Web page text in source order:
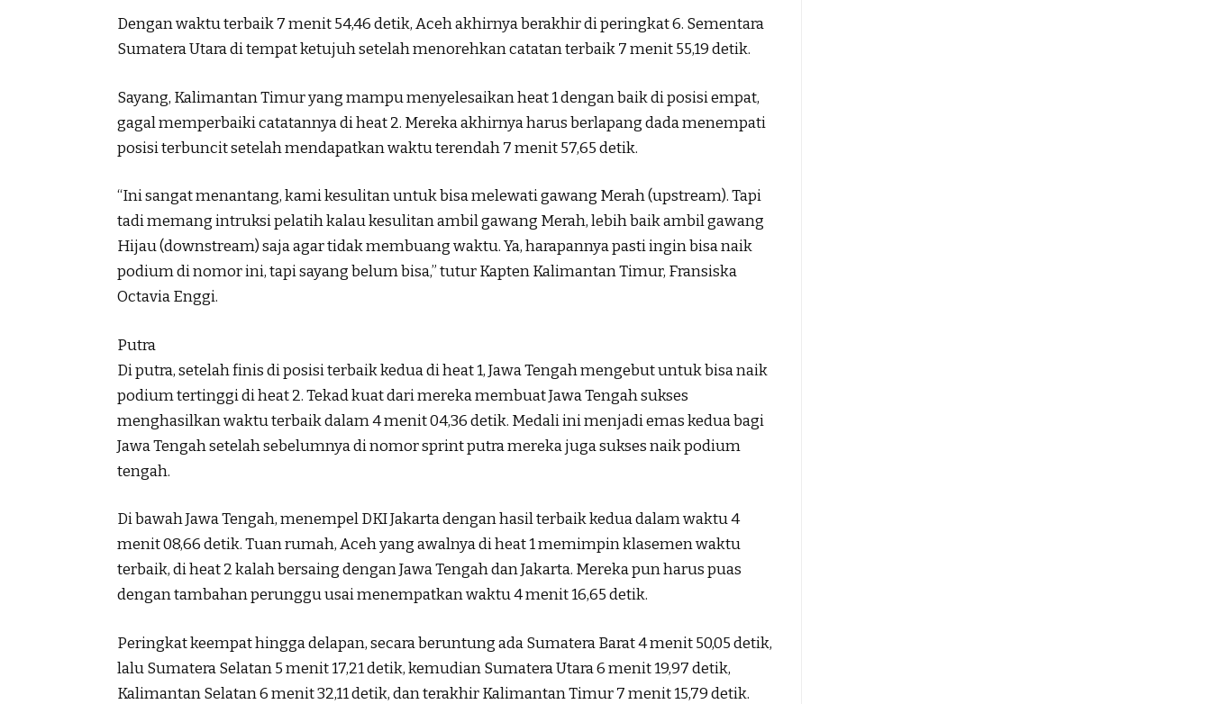
Dengan waktu terbaik 7 menit 54,46 detik, Aceh akhirnya berakhir di peringkat 6. Sementara
Sumatera Utara di tempat ketujuh setelah menorehkan catatan terbaik 7 menit 55,19 detik.
Sayang, Kalimantan Timur yang mampu menyelesaikan heat 1 dengan baik di posisi empat,
gagal memperbaiki catatannya di heat 2. Mereka akhirnya harus berlapang dada menempati
posisi terbuncit setelah mendapatkan waktu terendah 7 menit 57,65 detik.
“Ini sangat menantang, kami kesulitan untuk bisa melewati gawang Merah (upstream). Tapi
tadi memang intruksi pelatih kalau kesulitan ambil gawang Merah, lebih baik ambil gawang
Hijau (downstream) saja agar tidak membuang waktu. Ya, harapannya pasti ingin bisa naik
podium di nomor ini, tapi sayang belum bisa,” tutur Kapten Kalimantan Timur, Fransiska
Octavia Enggi.
Putra
Di putra, setelah finis di posisi terbaik kedua di heat 1, Jawa Tengah mengebut untuk bisa naik
podium tertinggi di heat 2. Tekad kuat dari mereka membuat Jawa Tengah sukses
menghasilkan waktu terbaik dalam 4 menit 04,36 detik. Medali ini menjadi emas kedua bagi
Jawa Tengah setelah sebelumnya di nomor sprint putra mereka juga sukses naik podium
tengah.
Di bawah Jawa Tengah, menempel DKI Jakarta dengan hasil terbaik kedua dalam waktu 4
menit 08,66 detik. Tuan rumah, Aceh yang awalnya di heat 1 memimpin klasemen waktu
terbaik, di heat 2 kalah bersaing dengan Jawa Tengah dan Jakarta. Mereka pun harus puas
dengan tambahan perunggu usai menempatkan waktu 4 menit 16,65 detik.
Peringkat keempat hingga delapan, secara beruntung ada Sumatera Barat 4 menit 50,05 detik,
lalu Sumatera Selatan 5 menit 17,21 detik, kemudian Sumatera Utara 6 menit 19,97 detik,
Kalimantan Selatan 6 menit 32,11 detik, dan terakhir Kalimantan Timur 7 menit 15,79 detik.